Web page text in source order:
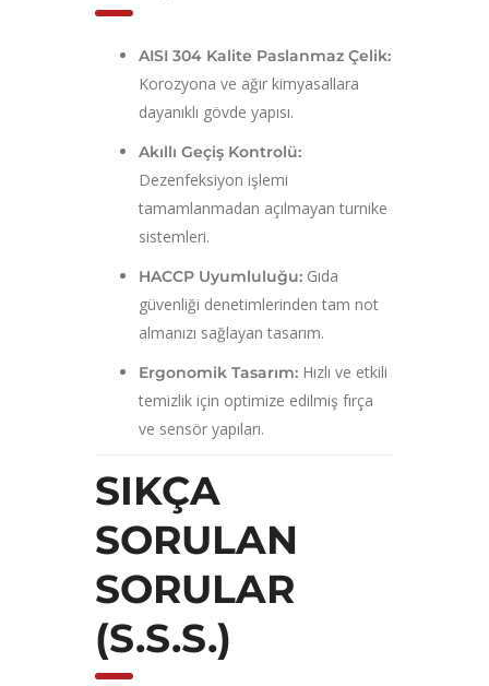
AISI 304 Kalite Paslanmaz Çelik:
Korozyona ve ağır kimyasallara
dayanıklı gövde yapısı.
Akıllı Geçiş Kontrolü:
Dezenfeksiyon işlemi
tamamlanmadan açılmayan turnike
sistemleri.
HACCP Uyumluluğu: Gıda
güvenliği denetimlerinden tam not
almanızı sağlayan tasarım.
Ergonomik Tasarım: Hızlı ve etkili
temizlik için optimize edilmiş fırça
ve sensör yapıları.
SIKÇA
SORULAN
SORULAR
(S.S.S.)